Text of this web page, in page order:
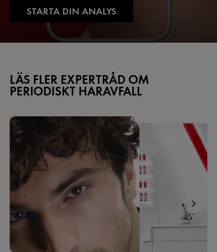
STARTA DIN ANALYS
LÄS FLER EXPERTRÅD OM
PERIODISKT HARAVFALL